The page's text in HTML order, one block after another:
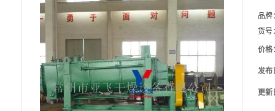
品牌
货号
价格
发布
更新